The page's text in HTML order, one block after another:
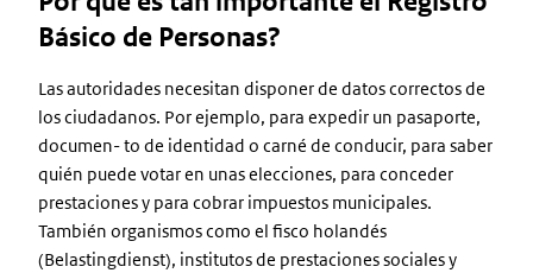
Básico de Personas?
Las autoridades necesitan disponer de datos correctos de
los ciudadanos. Por ejemplo, para expedir un pasaporte,
documen- to de identidad o carné de conducir, para saber
quién puede votar en unas elecciones, para conceder
prestaciones y para cobrar impuestos municipales.
También organismos como el fisco holandés
(Belastingdienst), institutos de prestaciones sociales y